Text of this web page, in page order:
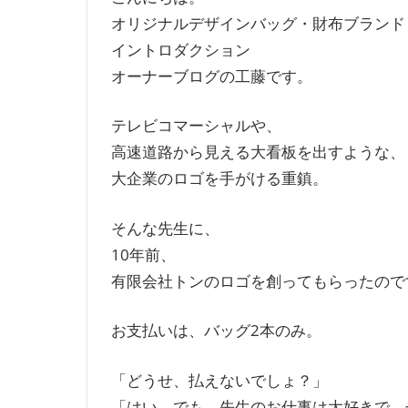
オリジナルデザインバッグ・財布ブランド
イントロダクション
オーナーブログの工藤です。
テレビコマーシャルや、
高速道路から見える大看板を出すような、
大企業のロゴを手がける重鎮。
そんな先生に、
10年前、
有限会社トンのロゴを創ってもらったので
お支払いは、バッグ2本のみ。
「どうせ、払えないでしょ？」